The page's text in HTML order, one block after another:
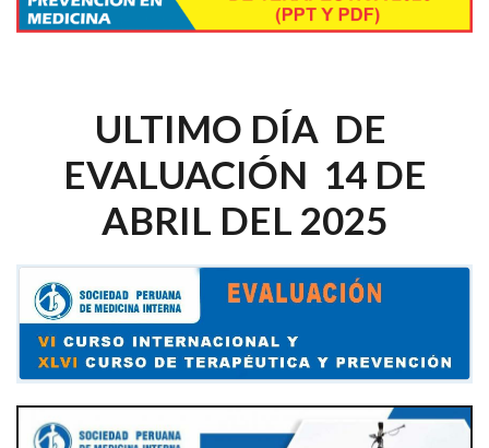
ULTIMO DÍA DE
EVALUACIÓN 14 DE
ABRIL DEL 2025